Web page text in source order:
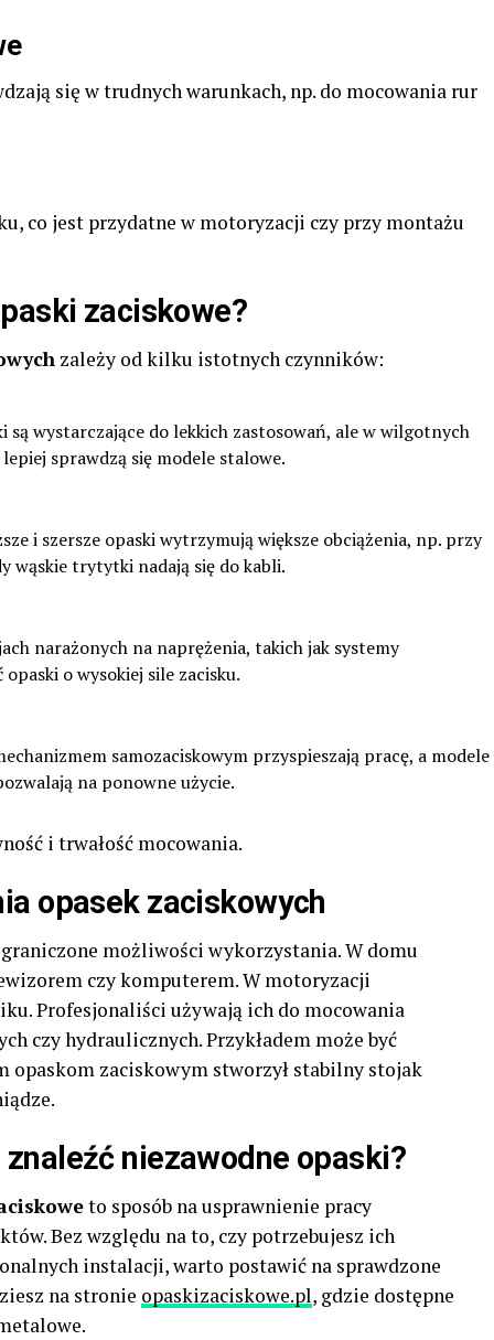
się w trudnych warunkach, np. do mocowania rur
co jest przydatne w motoryzacji czy przy montażu
zaciskowe?
zależy od kilku istotnych czynników:
są wystarczające do lekkich zastosowań, ale w wilgotnych
sprawdzą się modele stalowe.
i szersze opaski wytrzymują większe obciążenia, np. przy
wąskie trytytki nadają się do kabli.
narażonych na naprężenia, takich jak systemy
o wysokiej sile zacisku.
samozaciskowym przyspieszają pracę, a modele
na ponowne użycie.
i trwałość mocowania.
opasek zaciskowych
możliwości wykorzystania. W domu
czy komputerem. W motoryzacji
Profesjonaliści używają ich do mocowania
czy hydraulicznych. Przykładem może być
zaciskowym stworzył stabilny stojak
niezawodne opaski?
to sposób na usprawnienie pracy
Bez względu na to, czy potrzebujesz ich
instalacji, warto postawić na sprawdzone
na stronie opaskizaciskowe.pl, gdzie dostępne